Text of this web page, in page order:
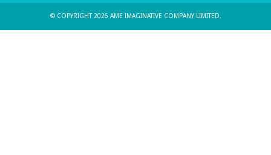
© COPYRIGHT 2026 AME IMAGINATIVE COMPANY LIMITED.